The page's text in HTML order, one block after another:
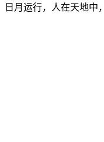
日月运行，人在天地中